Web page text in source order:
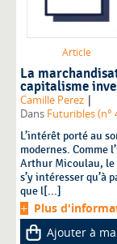
Article
La
capitalisme
Camille Perez |
Dans Futuribles (n°
L’intérêt porté au
modernes. Comme
Arthur Micoulau, le
s’y intéresser qu’à
que l[...]
Plus
Ajouter à